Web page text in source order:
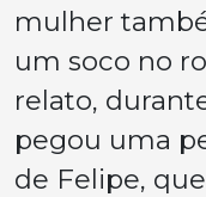
mulher
um soco no
relato,
pegou uma
de Felipe,